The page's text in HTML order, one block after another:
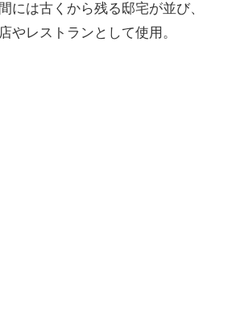
には古くから残る邸宅が並び、
やレストランとして使用。